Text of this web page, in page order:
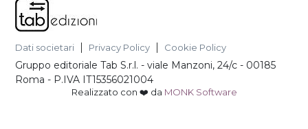
Dati societari Privacy Policy Cookie Policy
Gruppo editoriale Tab S.r.l. -viale Manzoni, 24/c - 00185
Roma - P.IVA IT15356021004
Realizzato con ❤️ da MONK Software